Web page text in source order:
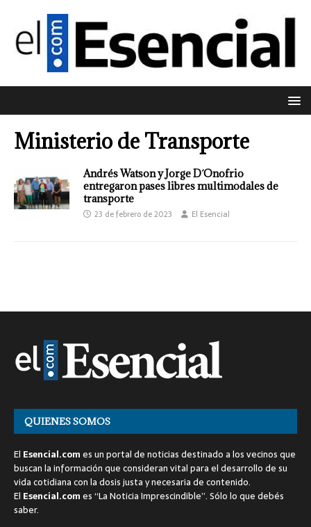
Ministerio de Transporte
Andrés Watson y Jorge D´Onofrio
entregaron pases libres multimodales de
transporte
23 de febrero de 2023 El Esencial
QUIENES SOMOS
El Esencial.comes un portal de noticias destinado a los vecinos que
buscan la información que consideran vital para el desarrollo de su
vida cotidiana con la dosis justa y necesaria de contenido.
El Esencial.comes “La Noticia Imprescindible”. Sólo lo que debés
saber.